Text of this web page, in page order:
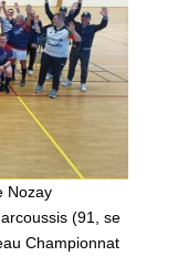
Nozay
(91, se
Championnat